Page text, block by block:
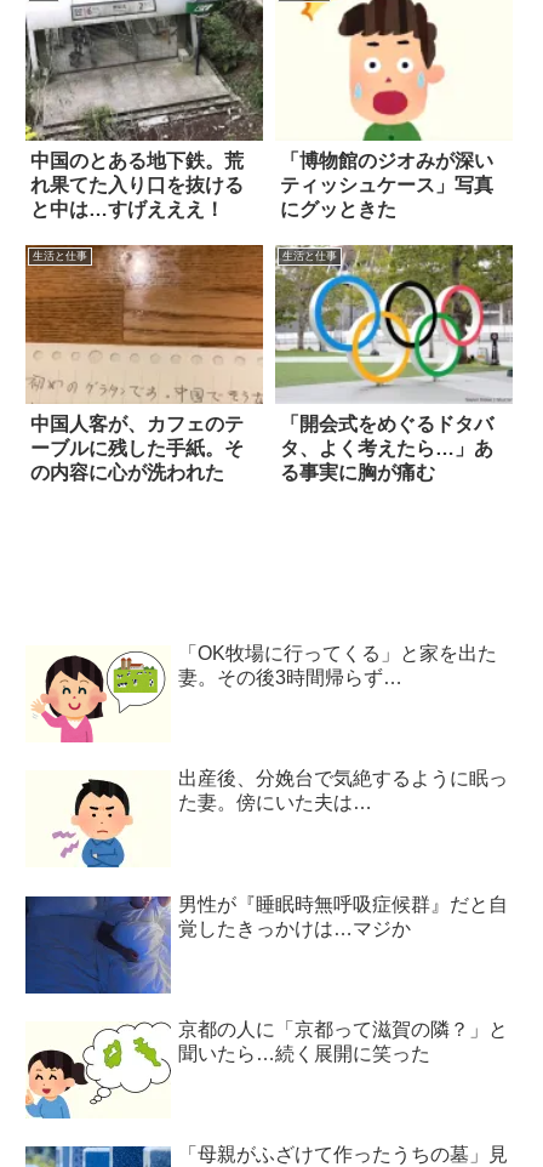
中国のとある地下鉄。荒
れ果てた入り口を抜ける
と中は…すげえええ！
「博物館のジオみが深い
ティッシュケース」写真
にグッときた
生活と仕事
中国人客が、カフェのテ
ーブルに残した手紙。そ
の内容に心が洗われた
生活と仕事
「開会式をめぐるドタバ
タ、よく考えたら…」あ
る事実に胸が痛む
「OK牧場に行ってくる」と家を出た
妻。その後3時間帰らず…
出産後、分娩台で気絶するように眠っ
た妻。傍にいた夫は…
男性が『睡眠時無呼吸症候群』だと自
覚したきっかけは…マジか
京都の人に「京都って滋賀の隣？」と
聞いたら…続く展開に笑った
「母親がふざけて作ったうちの墓」見